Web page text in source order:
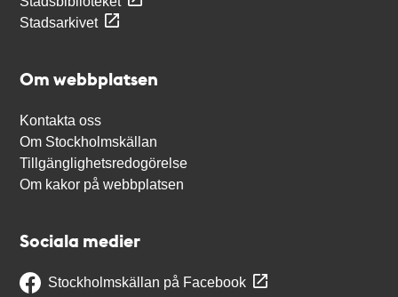
Stadsarkivet
Om webbplatsen
Kontakta oss
Om Stockholmskällan
Tillgänglighetsredogörelse
Om kakor på webbplatsen
Sociala medier
Stockholmskällan på Facebook